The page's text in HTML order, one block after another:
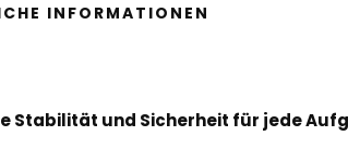
INFORMATIONEN
Stabilität und Sicherheit für jede